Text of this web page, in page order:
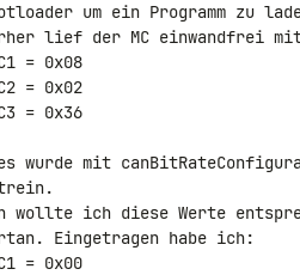
um ein Programm zu
lief der MC einwandfrei
= 0x08
= 0x02
= 0x36
wurde mit
wollte ich diese Werte
Eingetragen habe ich:
= 0x00